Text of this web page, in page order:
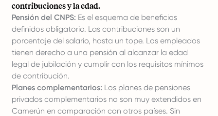
contribuciones y la edad.
Pensión del CNPS: Es el esquema de beneficios
definidos obligatorio. Las contribuciones son un
porcentaje del salario, hasta un tope. Los empleados
tienen derecho a una pensión al alcanzar la edad
legal de jubilación y cumplir con los requisitos mínimos
de contribución.
Planes complementarios: Los planes de pensiones
privados complementarios no son muy extendidos en
Camerún en comparación con otros países. Sin